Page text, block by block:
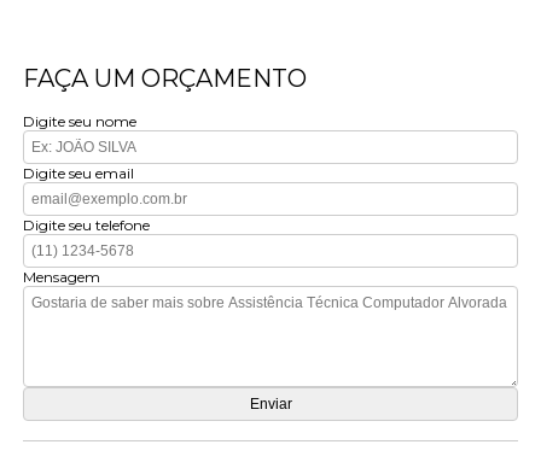
FAÇA UM ORÇAMENTO
Digite seu nome
Digite seu email
Digite seu telefone
Mensagem